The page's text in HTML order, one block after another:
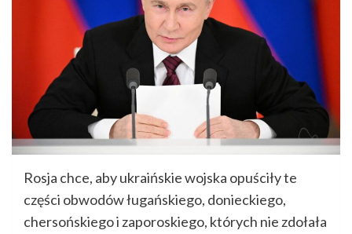
Rosja chce, aby ukraińskie wojska opuściły te
części obwodów ługańskiego, donieckiego,
chersońskiego i zaporoskiego, których nie zdołała